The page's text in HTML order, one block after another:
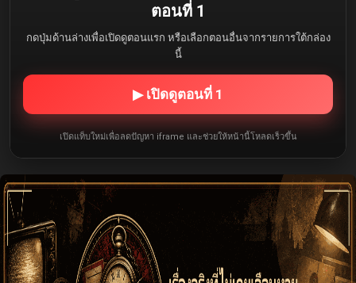
ตอนที่ 1
กดปุ่มด้านล่างเพื่อเปิดดูตอนแรก หรือเลือกตอนอื่นจากรายการใต้กล่อง
นี้
▶ เปิดดูตอนที่ 1
เปิดแท็บใหม่เพื่อลดปัญหา iframe และช่วยให้หน้านี้โหลดเร็วขึ้น